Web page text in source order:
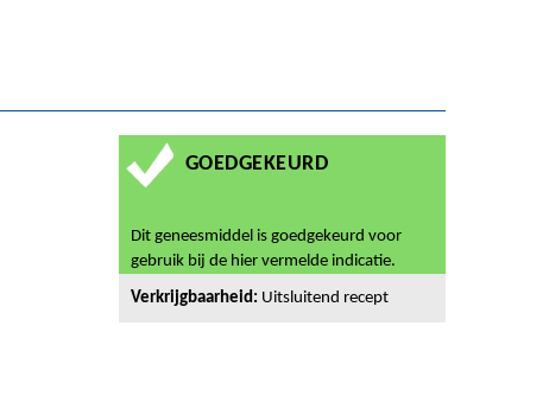
GOEDGEKEURD
Dit geneesmiddel is goedgekeurd voor
gebruik bij de hier vermelde indicatie.
Verkrijgbaarheid: Uitsluitend recept